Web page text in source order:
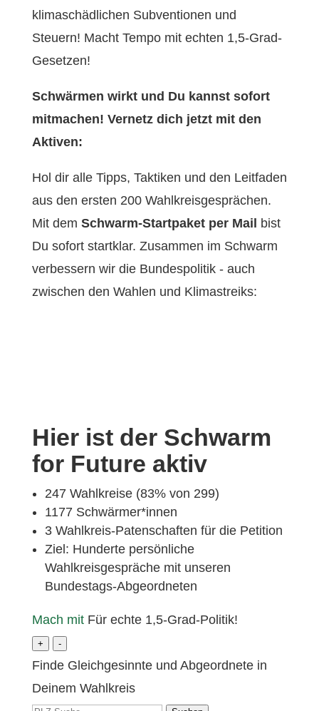
klimaschädlichen Subventionen und
Steuern! Macht Tempo mit echten 1,5-Grad-
Gesetzen!
Schwärmen wirkt und Du kannst sofort
mitmachen! Vernetz dich jetzt mit den
Aktiven:
Hol dir alle Tipps, Taktiken und den Leitfaden
aus den ersten 200 Wahlkreisgesprächen.
Mit dem Schwarm-Startpaket per Mail
bist
Du sofort startklar. Zusammen im Schwarm
verbessern wir die Bundespolitik - auch
zwischen den Wahlen und Klimastreiks:
Hier ist der Schwarm
for Future aktiv
247 Wahlkreise (83% von 299)
1177 Schwärmer*innen
3 Wahlkreis-Patenschaften für die Petition
Ziel: Hunderte persönliche
Wahlkreisgespräche mit unseren
Bundestags-Abgeordneten
Mach mitFür echte 1,5-Grad-Politik!
+ -
Finde Gleichgesinnte und Abgeordnete in
Deinem Wahlkreis